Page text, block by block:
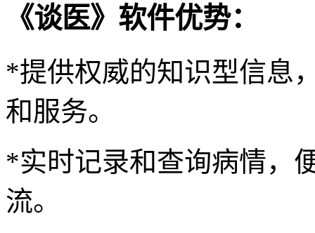
《谈医》软件优势：
*提供权威的知识型信息
和服务。
*实时记录和查询病情，
流。